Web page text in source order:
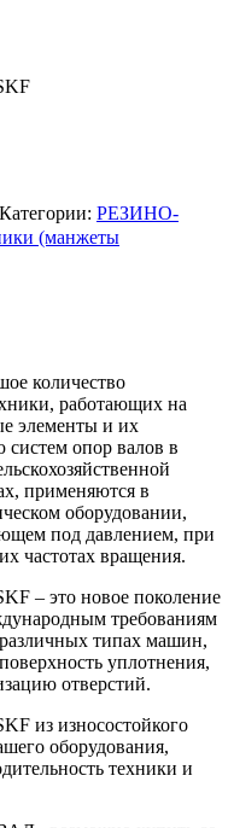
Категории: РЕЗИНО-
(манжеты
количество
работающих на
элементы и их
опор валов в
применяются в
оборудовании,
под давлением, при
частотах вращения.
– это новое поколение
требованиям
типах машин,
уплотнения,
отверстий.
из износостойкого
оборудования,
техники и